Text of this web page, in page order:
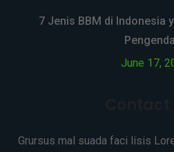
7 Jenis BBM di Indonesia
June 17,
Grursus mal suada faci lisis